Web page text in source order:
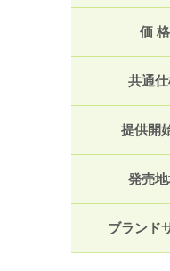
価 格
共通
提供開
発売
ブランド